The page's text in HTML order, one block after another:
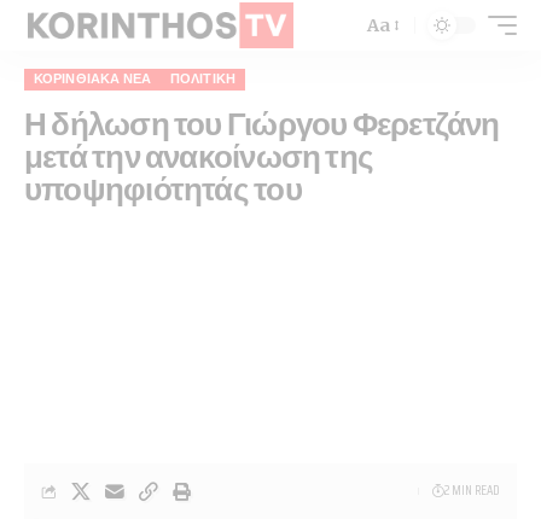
Aa
ΚΟΡΙΝΘΙΑΚΆ ΝΈΑ ΠΟΛΙΤΙΚΉ
Η δήλωση του Γιώργου Φερετζάνη
μετά την ανακοίνωση της
υποψηφιότητάς του
2 MIN READ